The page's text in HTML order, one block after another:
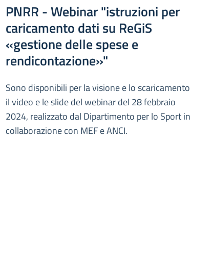
PNRR - Webinar "istruzioni per
caricamento dati su ReGiS
«gestione delle spese e
rendicontazione»"
Sono disponibili per la visione e lo scaricamento
il video e le slide del webinar del 28 febbraio
2024, realizzato dal Dipartimento per lo Sport in
collaborazione con MEF e ANCI.